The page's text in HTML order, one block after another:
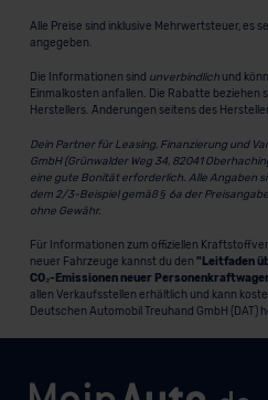
Alle Preise sind inklusive Mehrwertsteuer, es
angegeben.
Die Informationen sind unverbindlichund
Einmalkosten anfallen. Die Rabatte beziehen
Herstellers. Änderungen seitens des
Dein Partner für Leasing, Finanzierung und
GmbH (Grünwalder Weg 34, 82041
eine gute Bonität erforderlich. Alle Angaben
dem 2/3-Beispiel gemäß § 6a der
ohne Gewähr.
Für Informationen zum offiziellen
neuer Fahrzeuge kannst du den "Leitfaden
CO₂-Emissionen neuer
allen Verkaufsstellen erhältlich und kann
Deutschen Automobil Treuhand GmbH (DAT)